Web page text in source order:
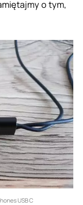
o tym,
USB C